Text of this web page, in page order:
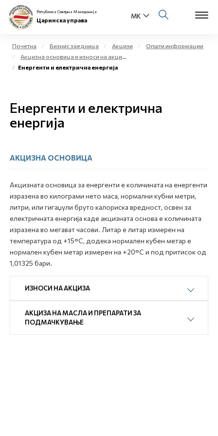
За нас
Бизнис заедница
Е-Весник
Република Северна Македонија
Царинска управа
Почетна Бизнис заедница Акцизи
Општи информации
Акцизна основица и износи на акциза
Енергенти и електрична енергија
Енергенти и електрична
енергија
АКЦИЗНА ОСНОВИЦА
Акцизната основица за енергенти е количината на енергенти
изразена во килограми нето маса, нормални кубни метри,
литри, или гигаџули бруто калориска вредност, освен за
електричната енергија каде акцизната основа е количината
изразена во мегават часови. Литар е литар измерен на
температура од +15°C, додека нормален кубен метар е
нормален кубен метар измерен на +20°C и под притисок од
1,01325 бари.
ИЗНОСИ НА АКЦИЗА
АКЦИЗА НА МАСЛА И ПРЕПАРАТИ ЗА
ПОДМАЧКУВАЊЕ